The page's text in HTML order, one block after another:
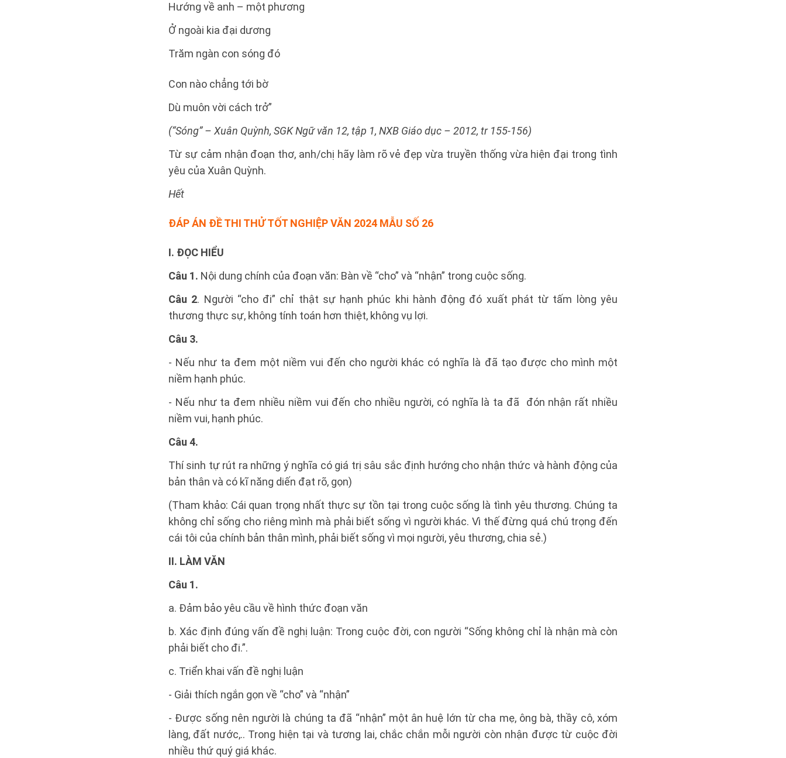
Hướng về anh – một phương
Ở ngoài kia đại dương
Trăm ngàn con sóng đó
Con nào chẳng tới bờ
Dù muôn vời cách trở”
(“Sóng” – Xuân Quỳnh, SGK Ngữ văn 12, tập 1, NXB Giáo dục – 2012, tr 155-156)
Từ sự cảm nhận đoạn thơ, anh/chị hãy làm rõ vẻ đẹp vừa truyền thống vừa hiện đại trong tình
yêu của Xuân Quỳnh.
Hết
ĐÁP ÁN ĐỀ THI THỬ TỐT NGHIỆP VĂN 2024 MẪU SỐ 26
I. ĐỌC HIỂU
Câu 1. Nội dung chính của đoạn văn: Bàn về “cho” và “nhận” trong cuộc sống.
Câu 2. Người “cho đi” chỉ thật sự hạnh phúc khi hành động đó xuất phát từ tấm lòng yêu
thương thực sự, không tính toán hơn thiệt, không vụ lợi.
Câu 3.
- Nếu như ta đem một niềm vui đến cho người khác có nghĩa là đã tạo được cho mình một
niềm hạnh phúc.
- Nếu như ta đem nhiều niềm vui đến cho nhiều người, có nghĩa là ta đã đón nhận rất nhiều
niềm vui, hạnh phúc.
Câu 4.
Thí sinh tự rút ra những ý nghĩa có giá trị sâu sắc định hướng cho nhận thức và hành động của
bản thân và có kĩ năng diến đạt rõ, gọn)
(Tham khảo: Cái quan trọng nhất thực sự tồn tại trong cuộc sống là tình yêu thương. Chúng ta
không chỉ sống cho riêng mình mà phải biết sống vì người khác. Vì thế đừng quá chú trọng đến
cái tôi của chính bản thân mình, phải biết sống vì mọi người, yêu thương, chia sẻ.)
II. LÀM VĂN
Câu 1.
a. Đảm bảo yêu cầu về hình thức đoạn văn
b. Xác định đúng vấn đề nghị luận: Trong cuộc đời, con người “Sống không chỉ là nhận mà còn
phải biết cho đi.”.
c. Triển khai vấn đề nghị luận
- Giải thích ngắn gọn về “cho” và “nhận”
- Được sống nên người là chúng ta đã “nhận” một ân huệ lớn từ cha mẹ, ông bà, thầy cô, xóm
làng, đất nước,.. Trong hiện tại và tương lai, chắc chắn mỗi người còn nhận được từ cuộc đời
nhiều thứ quý giá khác.